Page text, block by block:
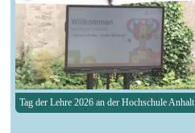
Tag der Lehre 2026 an der Hochschule Anhalt